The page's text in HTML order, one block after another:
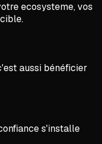
ecosysteme, vos
aussi bénéficier
s'installe